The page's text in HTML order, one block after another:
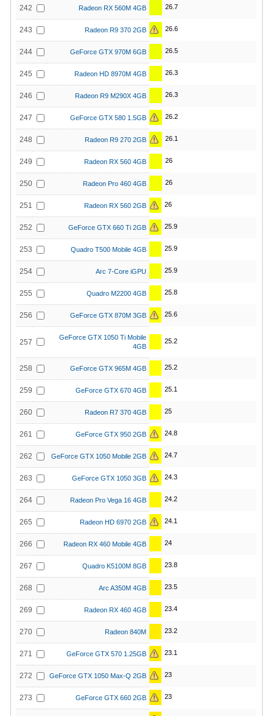
242 Radeon RX 560M 4GB 26.7
243 Radeon R9 370 2GB 26.6
244 GeForce GTX 970M 6GB 26.5
245 Radeon HD 8970M 4GB 26.3
246 Radeon R9 M290X 4GB 26.3
247 GeForce GTX 580 1.5GB 26.2
248 Radeon R9 270 2GB 26.1
249 Radeon RX 560 4GB 26
250 Radeon Pro 460 4GB 26
251 Radeon RX 560 2GB 26
252 GeForce GTX 660 Ti 2GB 25.9
253 Quadro T500 Mobile 4GB 25.9
254 Arc 7-Core iGPU 25.9
255 Quadro M2200 4GB 25.8
256 GeForce GTX 870M 3GB 25.6
257
GeForce GTX 1050 Ti Mobile
4GB
25.2
258 GeForce GTX 965M 4GB 25.2
259 GeForce GTX 670 4GB 25.1
260 Radeon R7 370 4GB 25
261 GeForce GTX 950 2GB 24.8
262 GeForce GTX 1050 Mobile 2GB 24.7
263 GeForce GTX 1050 3GB 24.3
264 Radeon Pro Vega 16 4GB 24.2
265 Radeon HD 6970 2GB 24.1
266 Radeon RX 460 Mobile 4GB 24
267 Quadro K5100M 8GB 23.8
268 Arc A350M 4GB 23.5
269 Radeon RX 460 4GB 23.4
270 Radeon 840M 23.2
271 GeForce GTX 570 1.25GB 23.1
272 GeForce GTX 1050 Max-Q 2GB 23
273 GeForce GTX 660 2GB 23